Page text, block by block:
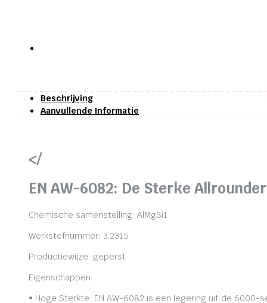
Beschrijving
Aanvullende Informatie
</
EN AW-6082: De Sterke Allrounder
Chemische samenstelling: AlMgSi1
Werkstofnummer: 3.2315
Productiewijze: geperst
Eigenschappen:
• Hoge Sterkte: EN AW-6082 is een legering uit de